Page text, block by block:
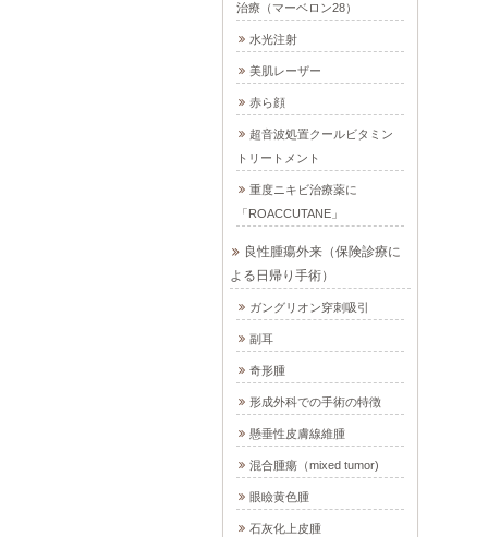
治療（マーベロン28）
水光注射
美肌レーザー
赤ら顔
超音波処置クールビタミン
トリートメント
重度ニキビ治療薬に
「ROACCUTANE」
良性腫瘍外来（保険診療に
よる日帰り手術）
ガングリオン穿刺吸引
副耳
奇形腫
形成外科での手術の特徴
懸垂性皮膚線維腫
混合腫瘍（mixed tumor)
眼瞼黄色腫
石灰化上皮腫